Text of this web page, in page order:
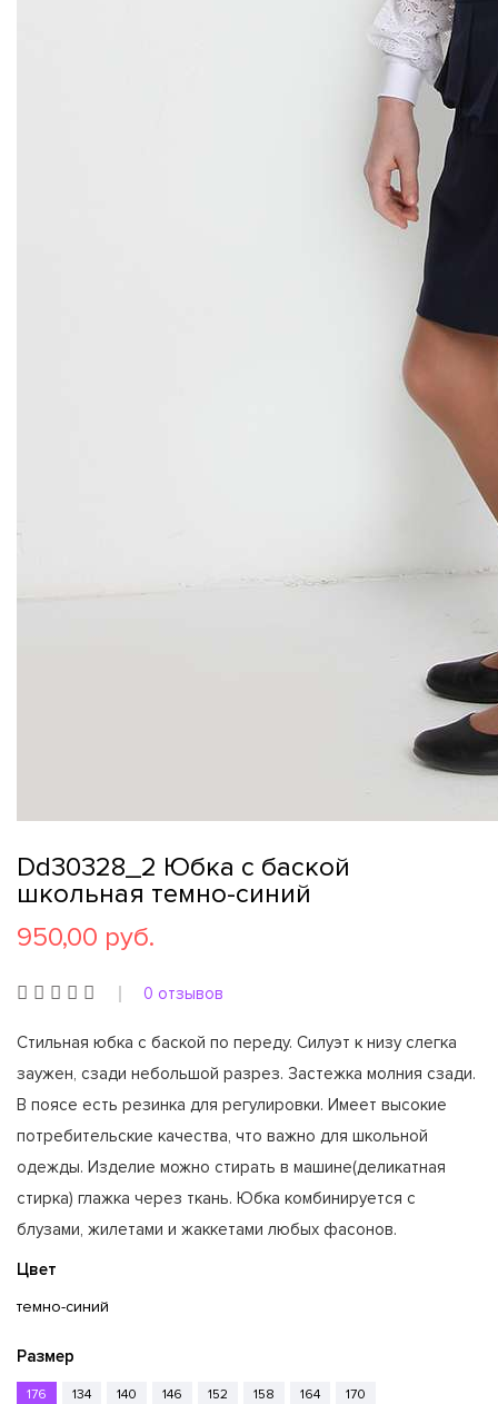
Dd30328_2 Юбка с баской
школьная темно-синий
950,00 руб.
0 отзывов
Стильная юбка с баской по переду. Силуэт к низу слегка
заужен, сзади небольшой разрез. Застежка молния сзади.
В поясе есть резинка для регулировки. Имеет высокие
потребительские качества, что важно для школьной
одежды. Изделие можно стирать в машине(деликатная
стирка) глажка через ткань. Юбка комбинируется с
блузами, жилетами и жаккетами любых фасонов.
Цвет
темно-синий
Размер
176 134 140 146 152 158 164 170